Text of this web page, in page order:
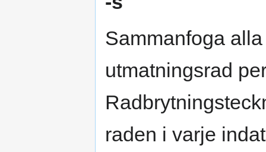
Sammanfoga
utmatningsrad
raden i varje